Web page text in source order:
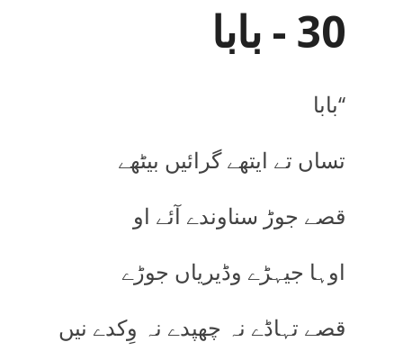
30 - بابا
‘‘بابا
تساں تے ایتھے گرائیں بیٹھے
قصے جوڑ سناوندے آئے او
اوہا جیہڑے وڈیریاں جوڑے
قصے تہاڈے نہ چھپدے نہ وِکدے نیں